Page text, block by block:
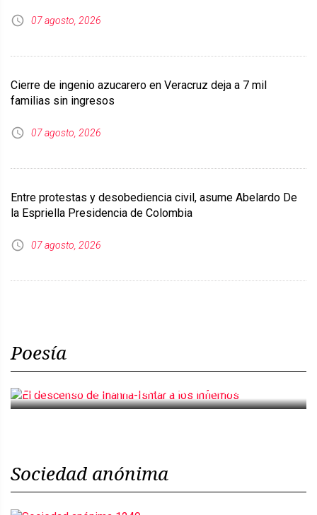
07 agosto, 2026
Cierre de ingenio azucarero en Veracruz deja a 7 mil
familias sin ingresos
07 agosto, 2026
Entre protestas y desobediencia civil, asume Abelardo De
la Espriella Presidencia de Colombia
07 agosto, 2026
Poesía
El descenso de Inanna-Ishtar a los infiernos
Sociedad anónima